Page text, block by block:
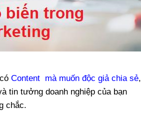
Content mà muốn độc giả chia sẻ,
tin tưởng doanh nghiệp của bạn
chắc.